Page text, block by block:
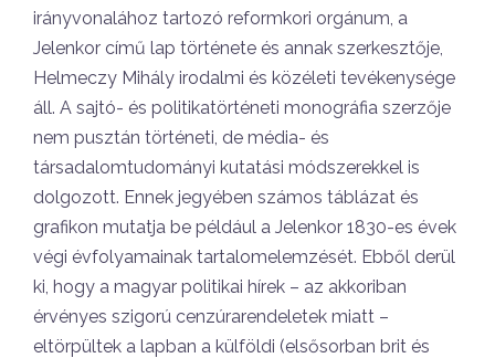
irányvonalához tartozó reformkori orgánum, a
Jelenkor című lap története és annak szerkesztője,
Helmeczy Mihály irodalmi és közéleti tevékenysége
áll. A sajtó- és politikatörténeti monográfia szerzője
nem pusztán történeti, de média- és
társadalomtudományi kutatási módszerekkel is
dolgozott. Ennek jegyében számos táblázat és
grafikon mutatja be például a Jelenkor 1830-es évek
végi évfolyamainak tartalomelemzését. Ebből derül
ki, hogy a magyar politikai hírek – az akkoriban
érvényes szigorú cenzúrarendeletek miatt –
eltörpültek a lapban a külföldi (elsősorban brit és